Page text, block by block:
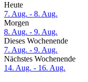
Heute
7. Aug. - 8. Aug.
Morgen
8. Aug. - 9. Aug.
Dieses Wochenende
7. Aug. - 9. Aug.
Nächstes Wochenende
14. Aug. - 16. Aug.